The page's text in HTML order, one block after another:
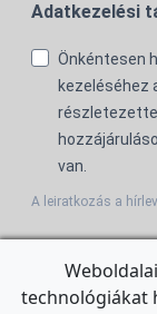
Adatkezelési
Önkéntesen
kezeléséhez
van.
A leiratkozás a
technológiákat